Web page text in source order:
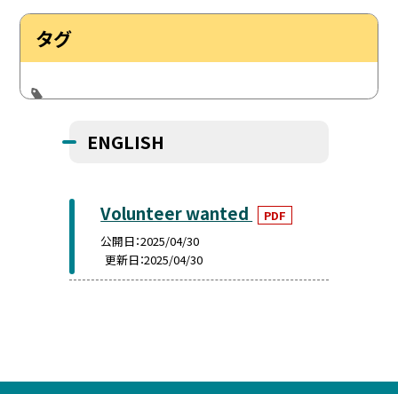
タグ
ENGLISH
Volunteer wanted
PDF
公開日 2025/04/30
更新日 2025/04/30